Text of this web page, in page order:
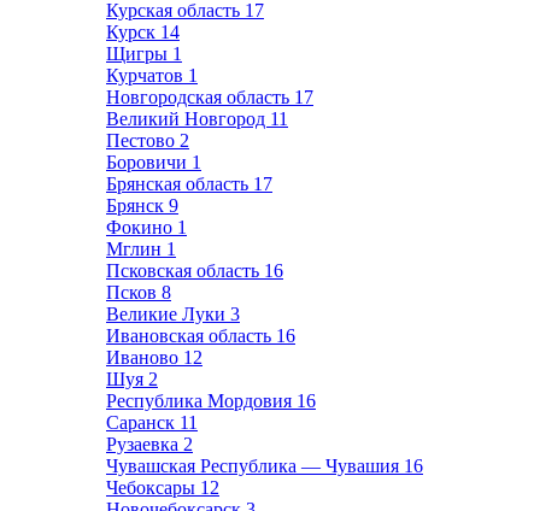
Курская область 17
Курск 14
Щигры 1
Курчатов 1
Новгородская область 17
Великий Новгород 11
Пестово 2
Боровичи 1
Брянская область 17
Брянск 9
Фокино 1
Мглин 1
Псковская область 16
Псков 8
Великие Луки 3
Ивановская область 16
Иваново 12
Шуя 2
Республика Мордовия 16
Саранск 11
Рузаевка 2
Чувашская Республика — Чувашия 16
Чебоксары 12